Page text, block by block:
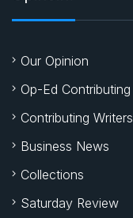
Our Opinion
Op-Ed Contributing
Contributing Writers
Business News
Collections
Saturday Review